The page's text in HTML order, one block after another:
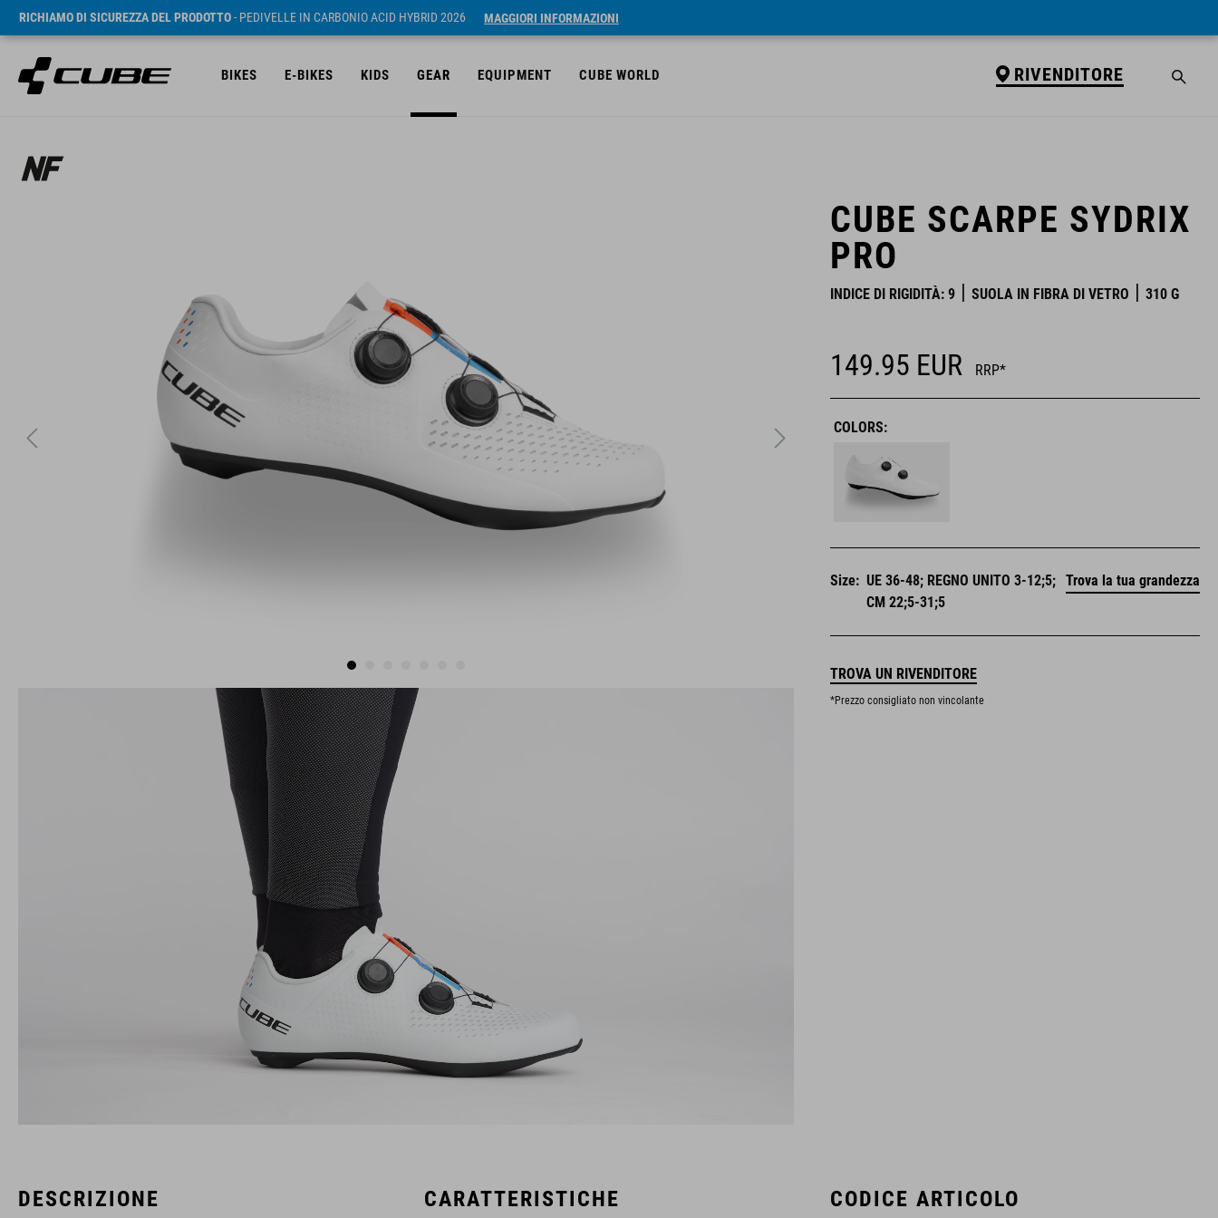
RICHIAMO DI SICUREZZA DEL PRODOTTO- PEDIVELLE IN CARBONIO ACID HYBRID 2026 MAGGIORI INFORMAZIONI
BIKES E-BIKES KIDS GEAR EQUIPMENT CUBE WORLD RIVENDITORE
CUBE SCARPE SYDRIX
PRO
INDICE DI RIGIDITÀ: 9 SUOLA IN FIBRA DI VETRO 310 G
149.95 EUR RRP*
COLORS:
Size: UE 36-48; REGNO UNITO 3-12;5;
CM 22;5-31;5
Trova la tua grandezza
TROVA UN RIVENDITORE
*Prezzo consigliato non vincolante
DESCRIZIONE CARATTERISTICHE CODICE ARTICOLO